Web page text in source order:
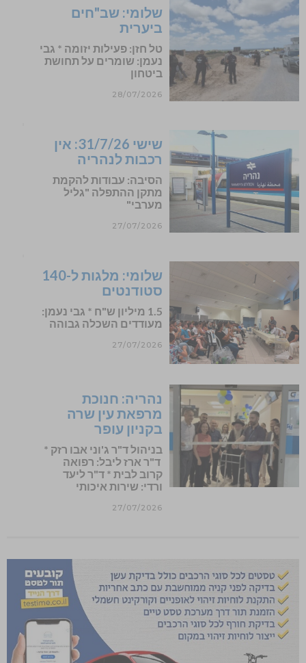
שלומי: שב"חים
ביערית
טל חזן: פעילות יזומה * גבי
נעמן: שומרים על תחושת
ביטחון
28/07/2026
שישי 31/7/26: אין
רכבות לנהריה
הסיבה: עבודות להקמת
מתקן ההתפלה "גליל
מערבי"
27/07/2026
שלומי: מלגות ל-140
סטודנטים
1.5 מיליון ש"ח * גבי נעמן:
מעודדים השכלה גבוהה
27/07/2026
נהריה: חנוכת
מרפאת עין שרה
בקניון עופר
בניהול ד"ר ג'וני אבו רזק *
ד"ר ארז ליבל: רפואה
קרוב לבית * ד"ר ליעד
ורדי: שירות איכותי
27/07/2026